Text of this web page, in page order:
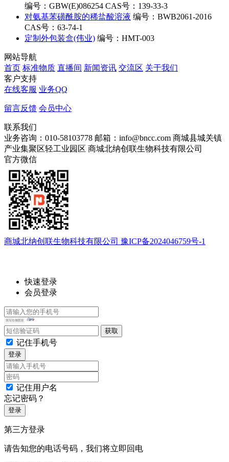
编号：GBW(E)086254 CAS号：139-33-3
对氨基苯磺酰胺的稀盐酸溶液 编号：BWB2061-2016
CAS号：63-74-1
定制外包装盒(伟业) 编号：HMT-003
网站导航
首页 标准物质 直播间 新闻资讯 交流区 关于我们
客户支持
在线客服 业务QQ
留言反馈 会员中心
联系我们
业务咨询：010-58103778 邮箱：info@bncc.com 商城县城关镇
产业集聚区轻工业园区 商城北纳创联生物科技有限公司
官方微信
商城北纳创联生物科技有限公司 豫ICP备2024046759号-1
快速登录
会员登录
记住手机号
登录
记住用户名
忘记密码？
登录
第三方登录
请告知您的电话号码，我们将立即回电